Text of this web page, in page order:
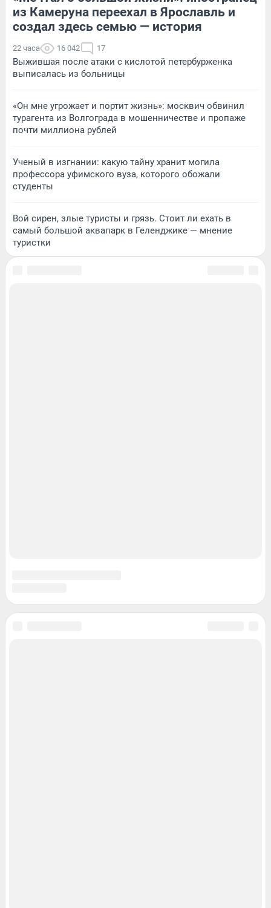
из Камеруна переехал в Ярославль и
создал здесь семью — история
22 часа 16 042 17
Выжившая после атаки с кислотой петербурженка
выписалась из больницы
«Он мне угрожает и портит жизнь»: москвич обвинил
турагента из Волгограда в мошенничестве и пропаже
почти миллиона рублей
Ученый в изгнании: какую тайну хранит могила
профессора уфимского вуза, которого обожали
студенты
Вой сирен, злые туристы и грязь. Стоит ли ехать в
самый большой аквапарк в Геленджике — мнение
туристки